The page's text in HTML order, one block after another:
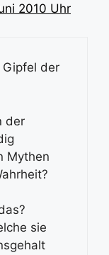
2010 Uhr
Gipfel der
der
Mythen
sie